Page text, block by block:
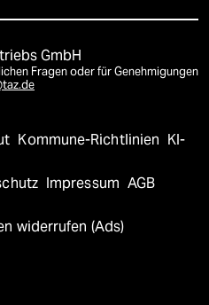
GmbH
Fragen oder für Genehmigungen
Kommune-Richtlinien KI-
Impressum AGB
widerrufen (Ads)